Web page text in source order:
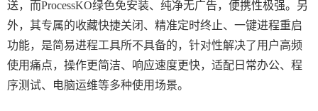
送，而ProcessKO绿色免安装、纯净无广告，便携性极强。另
外，其专属的收藏快捷关闭、精准定时终止、一键进程重启
功能，是简易进程工具所不具备的，针对性解决了用户高频
使用痛点，操作更简洁、响应速度更快，适配日常办公、程
序测试、电脑运维等多种使用场景。